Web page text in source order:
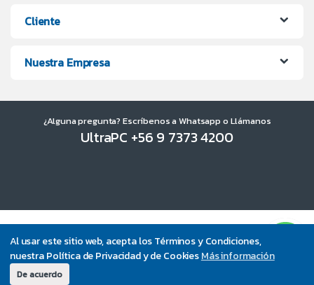
Al usar este sitio web, acepta los Términos y Condiciones,
nuestra Política de Privacidad y de CookiesMás información
De acuerdo
Cliente
Nuestra Empresa
¿Alguna pregunta? Escríbenos a Whatsapp o Llámanos
UltraPC +56 9 7373 4200